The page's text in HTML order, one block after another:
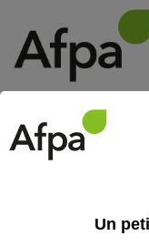
Un